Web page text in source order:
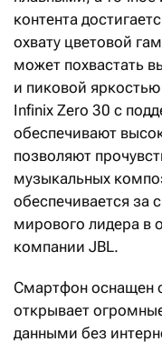
контента
охвату цветовой
может похвастать
и пиковой
Infinix Zero 30 с
обеспечивают
позволяют
музыкальных
обеспечивается за
мирового лидера в
компании JBL.
Смартфон оснащен
открывает
данными без